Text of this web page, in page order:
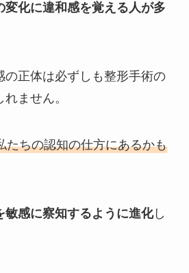
変化に違和感を覚える人が多
の正体は必ずしも整形手術の
ません。
たちの認知の仕方にあるかも
敏感に察知するように進化し